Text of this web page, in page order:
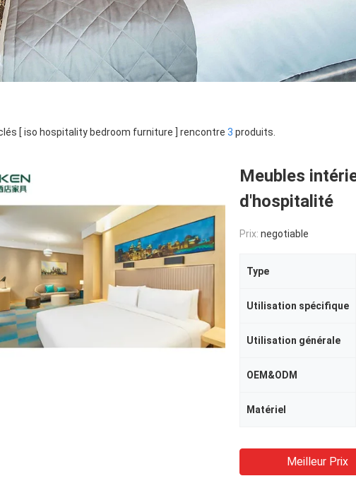
[ iso hospitality bedroom furniture ] rencontre 3 produits.
Meubles
d'hospitalité
Prix: negotiable
Type
Utilisation spécifique
Utilisation générale
OEM&ODM
Matériel
Meilleur Prix